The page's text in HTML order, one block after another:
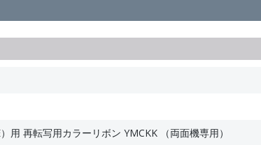
用 再転写用カラーリボン YMCKK （両面機専用）